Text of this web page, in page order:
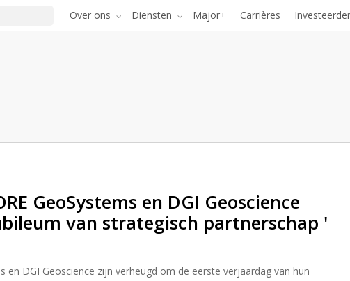
Over ons Diensten Major+ Carrières
GeoSystems en DGI Geoscience
van strategisch partnerschap '
en DGI Geoscience zijn verheugd om de eerste verjaardag van hun